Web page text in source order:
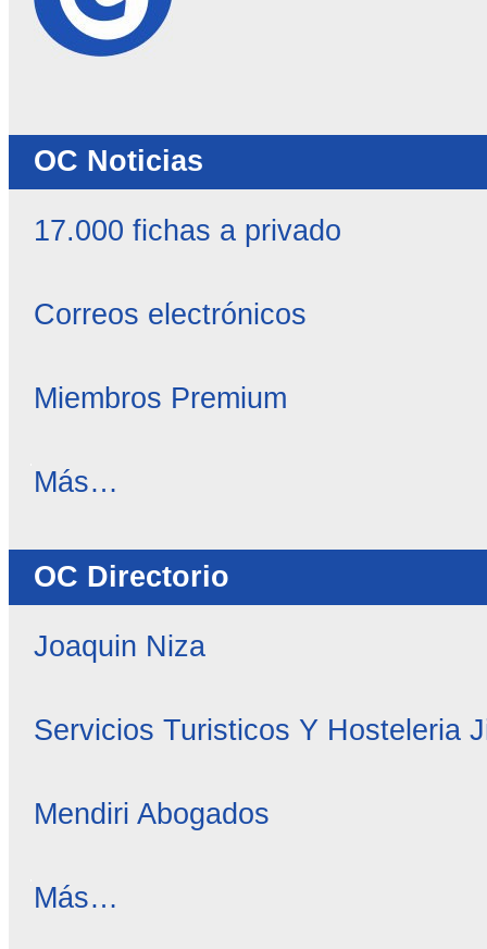
OC Noticias
17.000 fichas a privado
Correos electrónicos
Miembros Premium
OC
Más…
OC Directorio
Joaquin Niza
Servicios Turisticos Y Hosteleria
Mendiri Abogados
OC
Más…